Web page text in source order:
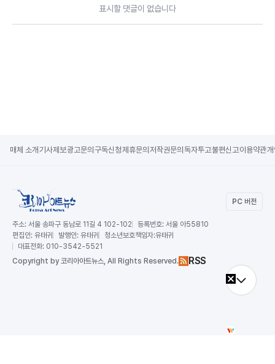
표시할 댓글이 없습니다
매체 소개 기사제보광고문의 구독신청제휴문의 저작권문의 독자투고불편신고이용약관
PC 버전
주소: 서울 송파구 동남로 11길 4 102-102 등록번호: 서울 아55810
편집인: 유태귀 발행인: 유태귀 청소년보호책임자:유태귀
대표전화: 010-3542-5521
Copyright by 코리아아트뉴스, All Rights Reserved. RSS